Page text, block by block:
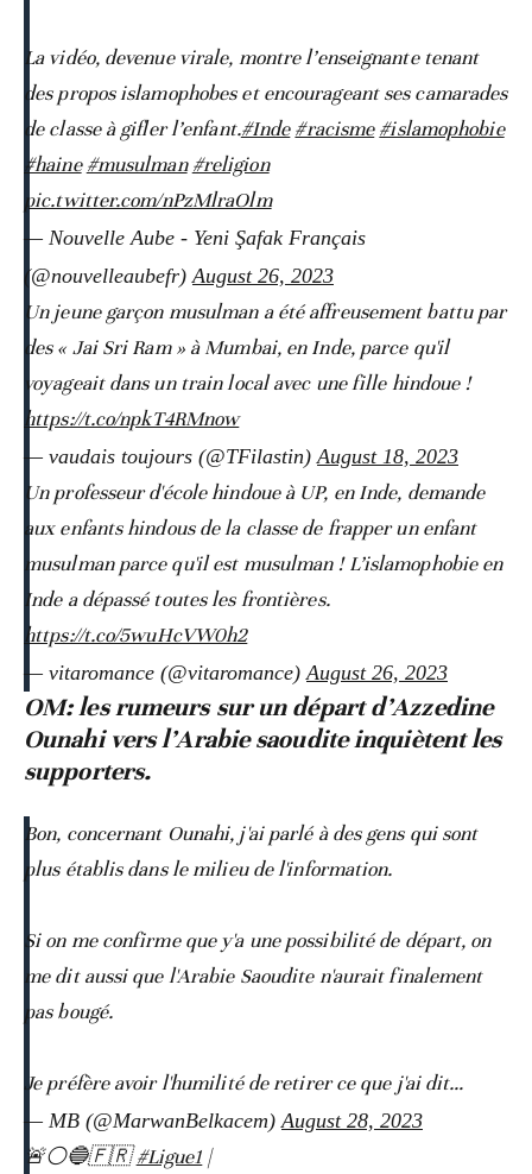
La vidéo, devenue virale, montre l’enseignante tenant
des propos islamophobes et encourageant ses camarades
de classe à gifler l’enfant.#Inde #racisme #islamophobie
#haine #musulman #religion
pic.twitter.com/nPzMlraOlm
— Nouvelle Aube - Yeni Şafak Français
(@nouvelleaubefr) August 26, 2023
Un jeune garçon musulman a été affreusement battu par
des « Jai Sri Ram » à Mumbai, en Inde, parce qu'il
voyageait dans un train local avec une fille hindoue !
https://t.co/npkT4RMnow
— vaudais toujours (@TFilastin) August 18, 2023
Un professeur d'école hindoue à UP, en Inde, demande
aux enfants hindous de la classe de frapper un enfant
musulman parce qu'il est musulman ! L’islamophobie en
Inde a dépassé toutes les frontières.
https://t.co/5wuHcVW0h2
— vitaromance (@vitaromance) August 26, 2023
OM: les rumeurs sur un départ d’Azzedine
Ounahi vers l’Arabie saoudite inquiètent les
supporters.
Bon, concernant Ounahi, j'ai parlé à des gens qui sont
plus établis dans le milieu de l'information.
Si on me confirme que y'a une possibilité de départ, on
me dit aussi que l'Arabie Saoudite n'aurait finalement
pas bougé.
Je préfère avoir l'humilité de retirer ce que j'ai dit…
— MB (@MarwanBelkacem) August 28, 2023
🚨⚪️🔵🇫🇷#Ligue1 |